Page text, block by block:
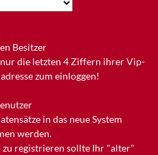
Besitzer
die letzten 4 Ziffern ihrer Vip-
zum einloggen!
in das neue System
werden.
zu registrieren sollte Ihr "alter"